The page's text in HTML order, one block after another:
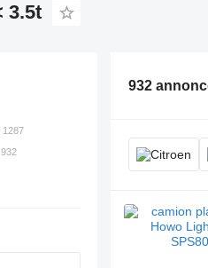
3.5t
932